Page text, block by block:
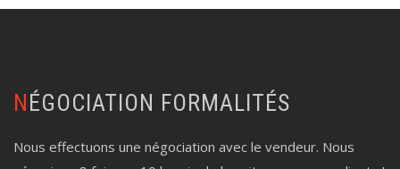
NÉGOCIATION FORMALITÉS
Nous effectuons une négociation avec le vendeur. Nous